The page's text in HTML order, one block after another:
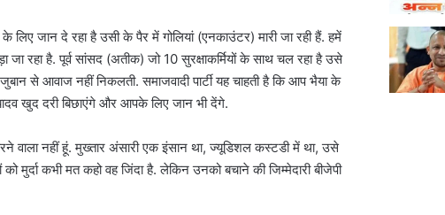
जान दे रहा है उसी के पैर में गोलियां (एनकाउंटर) मारी जा रही हैं. हमें
रहा है. पूर्व सांसद (अतीक) जो 10 सुरक्षाकर्मियों के साथ चल रहा है उसे
से आवाज नहीं निकलती. समाजवादी पार्टी यह चाहती है कि आप भैया के
खुद दरी बिछाएंगे और आपके लिए जान भी देंगे.
नहीं हूं. मुख्तार अंसारी एक इंसान था, ज्यूडिशल कस्टडी में था, उसे
मुर्दा कभी मत कहो वह जिंदा है. लेकिन उनको बचाने की जिम्मेदारी बीजेपी